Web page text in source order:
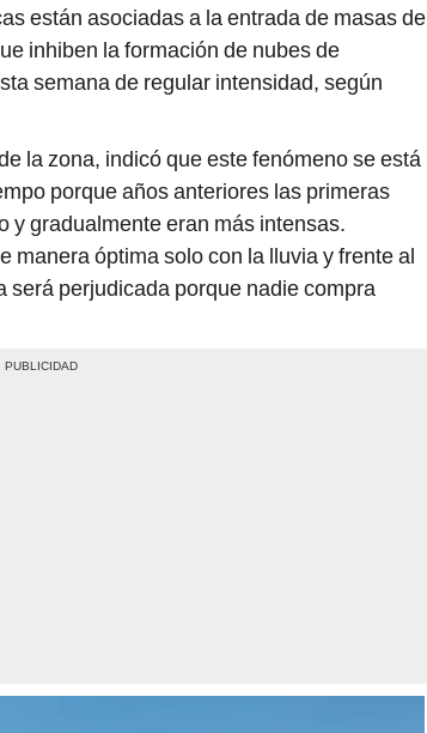
están asociadas a la entrada de masas de
inhiben la formación de nubes de
semana de regular intensidad, según
la zona, indicó que este fenómeno se está
porque años anteriores las primeras
y gradualmente eran más intensas.
manera óptima solo con la lluvia y frente al
perjudicada porque nadie compra